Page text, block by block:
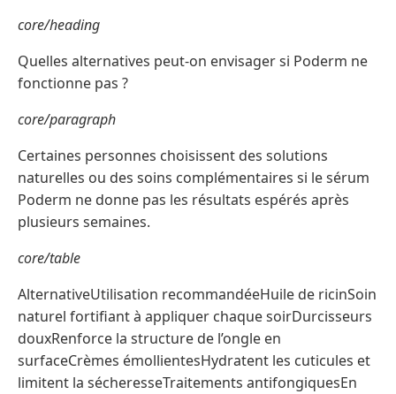
core/heading
Quelles alternatives peut-on envisager si Poderm ne
fonctionne pas ?
core/paragraph
Certaines personnes choisissent des solutions
naturelles ou des soins complémentaires si le sérum
Poderm ne donne pas les résultats espérés après
plusieurs semaines.
core/table
AlternativeUtilisation recommandéeHuile de ricinSoin
naturel fortifiant à appliquer chaque soirDurcisseurs
douxRenforce la structure de l’ongle en
surfaceCrèmes émollientesHydratent les cuticules et
limitent la sécheresseTraitements antifongiquesEn